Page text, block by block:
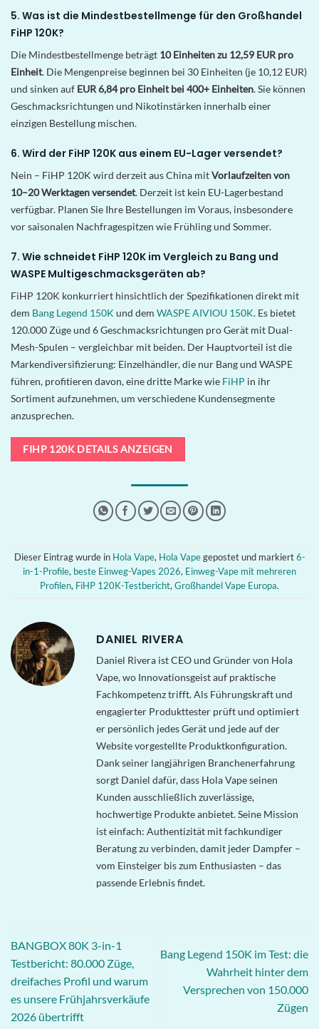
5. Was ist die Mindestbestellmenge für den Großhandel
FiHP 120K?
Die Mindestbestellmenge beträgt 10 Einheiten zu 12,59 EUR pro
Einheit. Die Mengenpreise beginnen bei 30 Einheiten (je 10,12 EUR)
und sinken auf EUR 6,84 pro Einheit bei 400+ Einheiten. Sie können
Geschmacksrichtungen und Nikotinstärken innerhalb einer
einzigen Bestellung mischen.
6. Wird der FiHP 120K aus einem EU-Lager versendet?
Nein – FiHP 120K wird derzeit aus China mitVorlaufzeiten von
10–20 Werktagen versendet. Derzeit ist kein EU-Lagerbestand
verfügbar. Planen Sie Ihre Bestellungen im Voraus, insbesondere
vor saisonalen Nachfragespitzen wie Frühling und Sommer.
7. Wie schneidet FiHP 120K im Vergleich zu Bang und
WASPE Multigeschmacksgeräten ab?
FiHP 120K konkurriert hinsichtlich der Spezifikationen direkt mit
dem Bang Legend 150K und dem WASPE AIVIOU 150K. Es bietet
120.000 Züge und 6 Geschmacksrichtungen pro Gerät mit Dual-
Mesh-Spulen – vergleichbar mit beiden. Der Hauptvorteil ist die
Markendiversifizierung: Einzelhändler, die nur Bang und WASPE
führen, profitieren davon, eine dritte Marke wie FiHP in ihr
Sortiment aufzunehmen, um verschiedene Kundensegmente
anzusprechen.
FIHP 120K DETAILS ANZEIGEN
Dieser Eintrag wurde in Hola Vape, Hola Vapegepostet und markiert6-
in-1-Profile, beste Einweg-Vapes 2026, Einweg-Vape mit mehreren
Profilen, FiHP 120K-Testbericht, Großhandel Vape Europa.
DANIEL RIVERA
Daniel Rivera ist CEO und Gründer von Hola
Vape, wo Innovationsgeist auf praktische
Fachkompetenz trifft. Als Führungskraft und
engagierter Produkttester prüft und optimiert
er persönlich jedes Gerät und jede auf der
Website vorgestellte Produktkonfiguration.
Dank seiner langjährigen Branchenerfahrung
sorgt Daniel dafür, dass Hola Vape seinen
Kunden ausschließlich zuverlässige,
hochwertige Produkte anbietet. Seine Mission
ist einfach: Authentizität mit fachkundiger
Beratung zu verbinden, damit jeder Dampfer –
vom Einsteiger bis zum Enthusiasten – das
passende Erlebnis findet.
BANGBOX 80K 3-in-1
Testbericht: 80.000 Züge,
dreifaches Profil und warum
es unsere Frühjahrsverkäufe
2026 übertrifft
Bang Legend 150K im Test: die
Wahrheit hinter dem
Versprechen von 150.000
Zügen